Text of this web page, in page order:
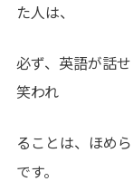
た人は、
必ず、英語が話
笑われ
ることは、ほめ
です。